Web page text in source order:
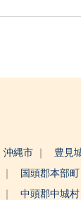
沖縄市 豊見
国頭郡本部町
中頭郡中城村